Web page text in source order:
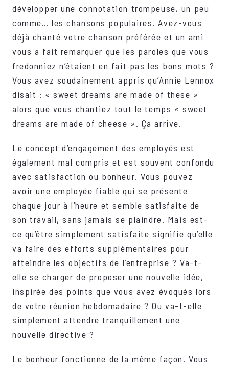
développer une connotation trompeuse, un peu
comme… les chansons populaires. Avez-vous
déjà chanté votre chanson préférée et un ami
vous a fait remarquer que les paroles que vous
fredonniez n’étaient en fait pas les bons mots ?
Vous avez soudainement appris qu’Annie Lennox
disait : « sweet dreams are made of these »
alors que vous chantiez tout le temps « sweet
dreams are made of cheese ». Ça arrive.
Le concept d’engagement des employés est
également mal compris et est souvent confondu
avec satisfaction ou bonheur. Vous pouvez
avoir une employée fiable qui se présente
chaque jour à l’heure et semble satisfaite de
son travail, sans jamais se plaindre. Mais est-
ce qu’être simplement satisfaite signifie qu’elle
va faire des efforts supplémentaires pour
atteindre les objectifs de l’entreprise ? Va-t-
elle se charger de proposer une nouvelle idée,
inspirée des points que vous avez évoqués lors
de votre réunion hebdomadaire ? Ou va-t-elle
simplement attendre tranquillement une
nouvelle directive ?
Le bonheur fonctionne de la même façon. Vous